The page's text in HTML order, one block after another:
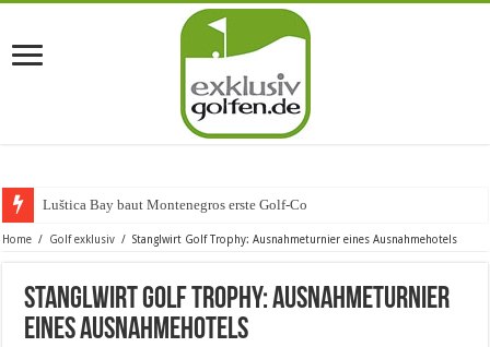
Luštica Bay baut Montenegros erste Golf-Community weiter aus
Home / Golf exklusiv / Stanglwirt Golf Trophy: Ausnahmeturnier eines Ausnahmehotels
Stanglwirt Golf Trophy: Ausnahmeturnier
eines Ausnahmehotels